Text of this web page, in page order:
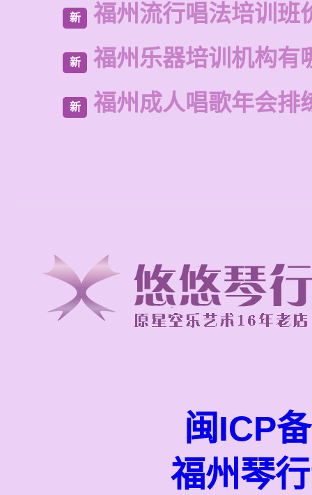
新 福州流行唱法培训班
新 福州乐器培训机构有
新 福州成人唱歌年会排
闽ICP
福州琴